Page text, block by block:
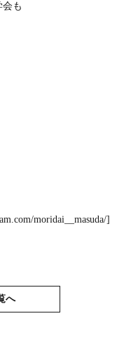
も
moridai__masuda/]
へ